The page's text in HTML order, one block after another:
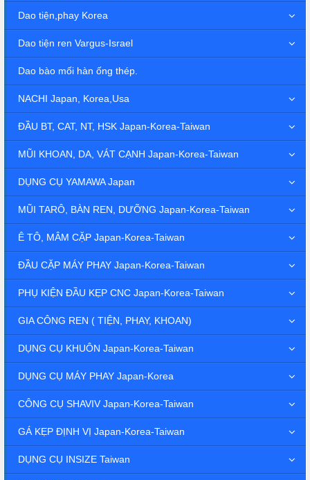
Dao tiện,phay Korea
Dao tiện ren Vargus-Israel
Dao bào mối hàn ống thép.
NACHI Japan, Korea,Usa
ĐẦU BT, CAT, NT, HSK Japan-Korea-Taiwan
MŨI KHOAN, DA, VÁT CẠNH Japan-Korea-Taiwan
DỤNG CỤ YAMAWA Japan
MŨI TARÔ, BÀN REN, DƯỠNG Japan-Korea-Taiwan
Ê TÔ, MÂM CẶP Japan-Korea-Taiwan
ĐẦU CẶP MÁY PHAY Japan-Korea-Taiwan
PHỤ KIỆN ĐẦU KẸP CNC Japan-Korea-Taiwan
GIA CÔNG REN ( TIỆN, PHAY, KHOAN)
DỤNG CỤ KHUÔN Japan-Korea-Taiwan
DỤNG CỤ MÁY PHAY Japan-Korea
CÔNG CỤ SHAVIV Japan-Korea-Taiwan
GÁ KẸP ĐỊNH VỊ Japan-Korea-Taiwan
DỤNG CỤ INSIZE Taiwan